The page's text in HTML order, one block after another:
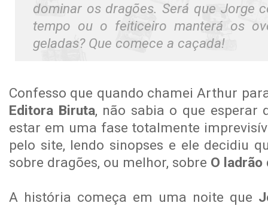
dominar os dragões. Será que Jorge
tempo ou o feiticeiro manterá os
geladas? Que comece a caçada!
Confesso que quando chamei Arthur
Editora Biruta, não sabia o que esperar
estar em uma fase totalmente
pelo site, lendo sinopses e ele decidiu
sobre dragões, ou melhor, sobre O ladrão
A história começa em uma noite que